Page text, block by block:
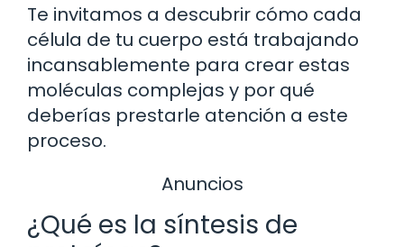
Te invitamos a descubrir cómo cada
célula de tu cuerpo está trabajando
incansablemente para crear estas
moléculas complejas y por qué
deberías prestarle atención a este
proceso.
Anuncios
¿Qué es la síntesis de